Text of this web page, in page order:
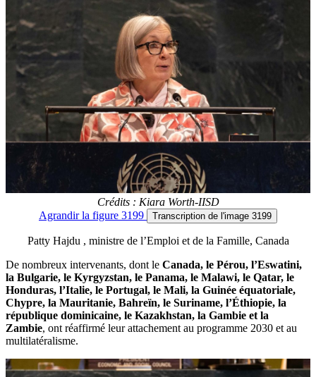
Crédits : Kiara Worth-IISD
Agrandirla figure 3199 Transcription de l'image 3199
Patty Hajdu , ministre de l’Emploi et de la Famille, Canada
De nombreux intervenants, dont le Canada, le Pérou, l’Eswatini,
la Bulgarie, le Kyrgyzstan, le Panama, le Malawi, le Qatar, le
Honduras, l’Italie, le Portugal, le Mali, la Guinée équatoriale,
Chypre, la Mauritanie, Bahreïn, le Suriname, l’Éthiopie, la
république dominicaine, le Kazakhstan, la Gambie et la
Zambie, ont réaffirmé leur attachement au programme 2030 et au
multilatéralisme.